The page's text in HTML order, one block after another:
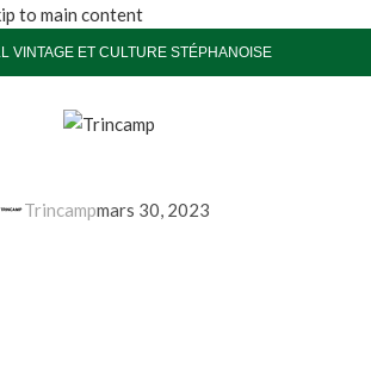
to main content
VINTAGE ET CULTURE STÉPHANOISE
Trincampmars 30, 2023